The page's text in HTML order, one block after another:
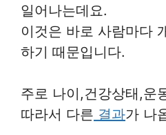
일어나는데요.
이것은 바로 사람마다
하기 때문입니다.
주로 나이,건강상태,운
따라서 다른 결과가 나